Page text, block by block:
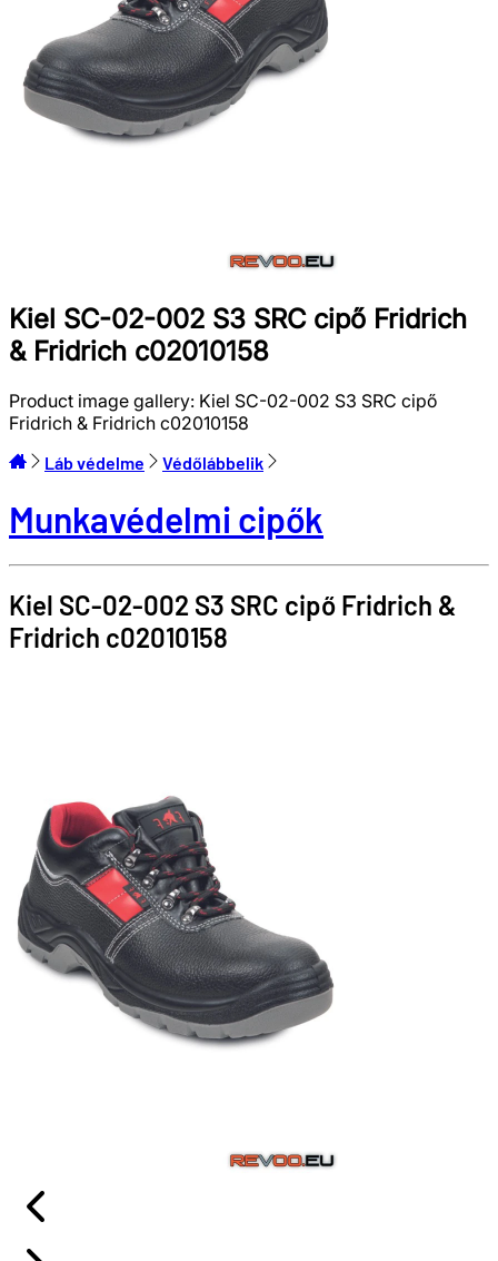
Kiel SC-02-002 S3 SRC cipő Fridrich
& Fridrich c02010158
Product image gallery: Kiel SC-02-002 S3 SRC cipő
Fridrich & Fridrich c02010158
Láb védelme Védőlábbelik
Munkavédelmi cipők
Kiel SC-02-002 S3 SRC cipő Fridrich &
Fridrich c02010158